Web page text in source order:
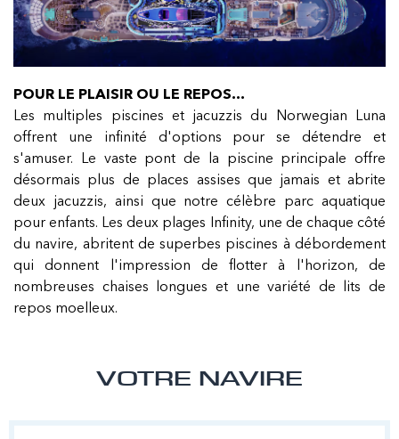
POUR LE PLAISIR OU LE REPOS…
Les multiples piscines et jacuzzis du Norwegian Luna
offrent une infinité d'options pour se détendre et
s'amuser. Le vaste pont de la piscine principale offre
désormais plus de places assises que jamais et abrite
deux jacuzzis, ainsi que notre célèbre parc aquatique
pour enfants. Les deux plages Infinity, une de chaque côté
du navire, abritent de superbes piscines à débordement
qui donnent l'impression de flotter à l'horizon, de
nombreuses chaises longues et une variété de lits de
repos moelleux.
VOTRE NAVIRE